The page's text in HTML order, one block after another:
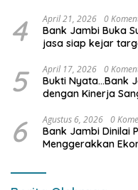
4 April 21, 2026 0
Bank Jambi Buka
jasa siap kejar
5 April 17, 2026 0
Bukti Nyata…Bank
dengan Kinerja
6 Agustus 6, 2026 0
Bank Jambi Dinilai
Menggerakkan